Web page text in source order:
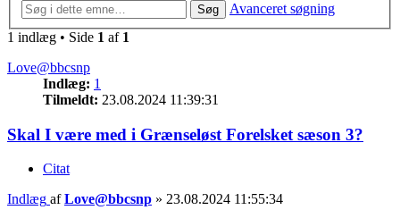
Søg
Avanceret søgning
1 indlæg • Side 1 af 1
Love@bbcsnp
Indlæg: 1
Tilmeldt: 23.08.2024 11:39:31
Skal I være med i Grænseløst Forelsket sæson 3?
Citat
Indlæg afLove@bbcsnp » 23.08.2024 11:55:34